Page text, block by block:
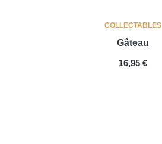
COLLECTABLES
Gâteau
PRIX
16,95 €